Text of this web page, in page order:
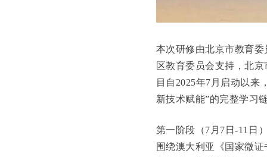
本次研修由北京市教育
区教育委员会支持，北
目自2025年7月启动以
新技术赋能”的完整学习
第一阶段（7月7日-11日
围绕澳大利亚《国家微